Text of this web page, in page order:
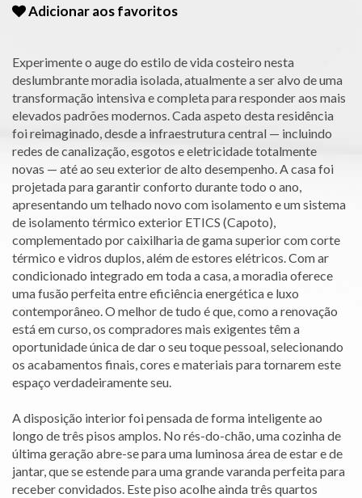
Adicionar aos favoritos
Experimente o auge do estilo de vida costeiro nesta
deslumbrante moradia isolada, atualmente a ser alvo de uma
transformação intensiva e completa para responder aos mais
elevados padrões modernos. Cada aspeto desta residência
foi reimaginado, desde a infraestrutura central — incluindo
redes de canalização, esgotos e eletricidade totalmente
novas — até ao seu exterior de alto desempenho. A casa foi
projetada para garantir conforto durante todo o ano,
apresentando um telhado novo com isolamento e um sistema
de isolamento térmico exterior ETICS (Capoto),
complementado por caixilharia de gama superior com corte
térmico e vidros duplos, além de estores elétricos. Com ar
condicionado integrado em toda a casa, a moradia oferece
uma fusão perfeita entre eficiência energética e luxo
contemporâneo. O melhor de tudo é que, como a renovação
está em curso, os compradores mais exigentes têm a
oportunidade única de dar o seu toque pessoal, selecionando
os acabamentos finais, cores e materiais para tornarem este
espaço verdadeiramente seu.
A disposição interior foi pensada de forma inteligente ao
longo de três pisos amplos. No rés-do-chão, uma cozinha de
última geração abre-se para uma luminosa área de estar e de
jantar, que se estende para uma grande varanda perfeita para
receber convidados. Este piso acolhe ainda três quartos